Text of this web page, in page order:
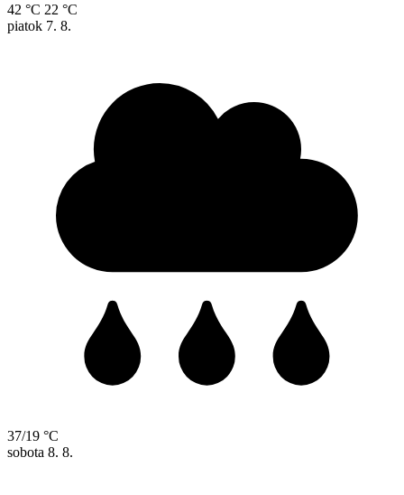
42 °C 22 °C
piatok 7. 8.
37/19 °C
sobota 8. 8.